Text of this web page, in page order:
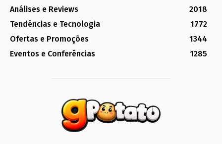
Análises e Reviews
2018
Tendências e Tecnologia
1772
Ofertas e Promoções
1344
Eventos e Conferências
1285